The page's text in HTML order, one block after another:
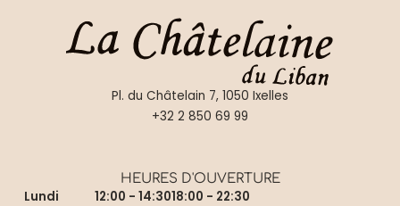
Pl. du Châtelain 7, 1050 Ixelles
+32 2 850 69 99
HEURES D'OUVERTURE
Lundi 12:00 - 14:3018:00 - 22:30